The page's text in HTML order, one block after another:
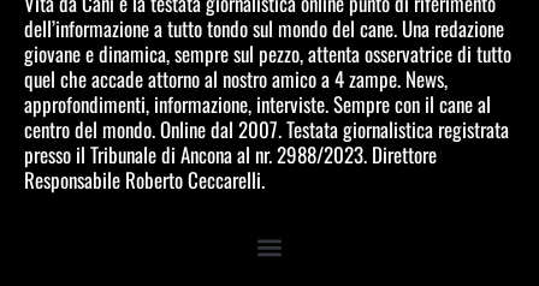
dell’informazione a tutto tondo sul mondo del cane. Una redazione
giovane e dinamica, sempre sul pezzo, attenta osservatrice di tutto
quel che accade attorno al nostro amico a 4 zampe. News,
approfondimenti, informazione, interviste. Sempre con il cane al
centro del mondo. Online dal 2007. Testata giornalistica registrata
presso il Tribunale di Ancona al nr. 2988/2023. Direttore
Responsabile Roberto Ceccarelli.